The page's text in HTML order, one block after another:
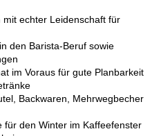
echter Leidenschaft für
den Barista-Beruf sowie
im Voraus für gute Planbarkeit
Backwaren, Mehrwegbecher
für den Winter im Kaffeefenster